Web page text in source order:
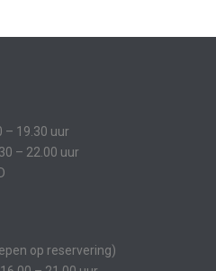
– 19.30 uur
– 22.00 uur
op reservering)